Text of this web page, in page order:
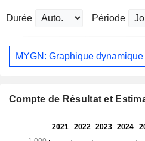
Durée Période
MYGN: Graphique dynamique
Compte de Résultat et